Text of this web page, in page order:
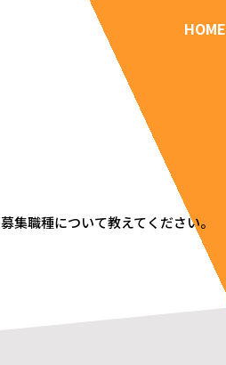
HOME
募集職種について教えてください。